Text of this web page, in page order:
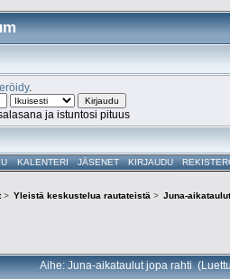
.
ja istuntosi pituus
KALENTERI JÄSENET KIRJAUDU
> Yleistä keskustelua rautateistä > Juna-
Aihe: Juna-aikataulut jopa rahti